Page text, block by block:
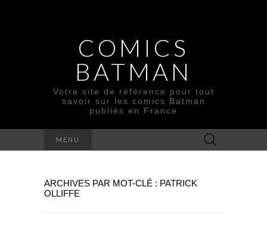
COMICS
BATMAN
Votre site de référence pour tout
savoir sur les comics Batman
publiés en France
MENU Rechercher :
ARCHIVES PAR MOT-CLÉ : PATRICK
OLLIFFE